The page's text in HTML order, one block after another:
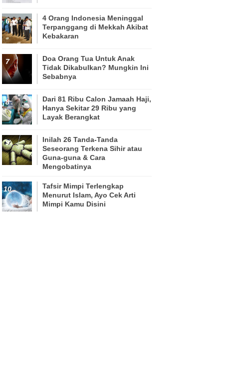
4 Orang Indonesia Meninggal
Terpanggang di Mekkah Akibat
Kebakaran
Doa Orang Tua Untuk Anak
Tidak Dikabulkan? Mungkin Ini
Sebabnya
Dari 81 Ribu Calon Jamaah Haji,
Hanya Sekitar 29 Ribu yang
Layak Berangkat
Inilah 26 Tanda-Tanda
Seseorang Terkena Sihir atau
Guna-guna & Cara
Mengobatinya
Tafsir Mimpi Terlengkap
Menurut Islam, Ayo Cek Arti
Mimpi Kamu Disini